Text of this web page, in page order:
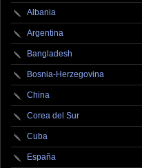
Albania
Argentina
Bangladesh
Bosnia-Herzegovina
China
Corea del Sur
Cuba
España